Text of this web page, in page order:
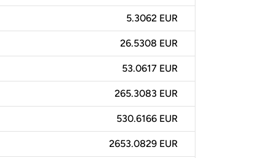
5.3062 EUR
26.5308 EUR
53.0617 EUR
265.3083 EUR
530.6166 EUR
2653.0829 EUR